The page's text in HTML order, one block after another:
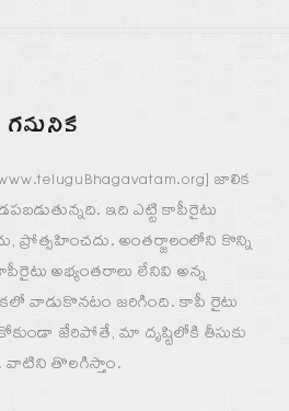
గమనిక
జాలిక
ఇది ఎట్టి కాపీరైటు
ప్రోత్సహించదు. అంతర్జాలంలోని కొన్ని
అభ్యంతరాలు లేనివి అన్న
వాడుకొనటం జరిగింది. కాపీ రైటు
జేరిపోతే, మా దృష్టిలోకి తీసుకు
వాటిని తొలగిస్తాం.